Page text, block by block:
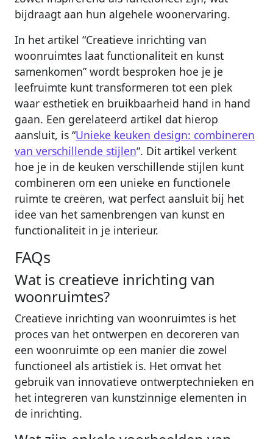
bijdraagt aan hun algehele woonervaring.
In het artikel “Creatieve inrichting van
woonruimtes laat functionaliteit en kunst
samenkomen” wordt besproken hoe je je
leefruimte kunt transformeren tot een plek
waar esthetiek en bruikbaarheid hand in hand
gaan. Een gerelateerd artikel dat hierop
aansluit, is “Unieke keuken design: combineren
van verschillende stijlen“. Dit artikel verkent
hoe je in de keuken verschillende stijlen kunt
combineren om een unieke en functionele
ruimte te creëren, wat perfect aansluit bij het
idee van het samenbrengen van kunst en
functionaliteit in je interieur.
FAQs
Wat is creatieve inrichting van
woonruimtes?
Creatieve inrichting van woonruimtes is het
proces van het ontwerpen en decoreren van
een woonruimte op een manier die zowel
functioneel als artistiek is. Het omvat het
gebruik van innovatieve ontwerptechnieken en
het integreren van kunstzinnige elementen in
de inrichting.